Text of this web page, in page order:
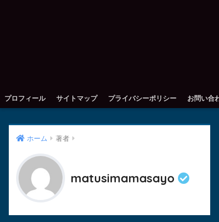
プロフィール サイトマップ プライバシーポリシー お問い合
ホーム 著者
matusimamasayo